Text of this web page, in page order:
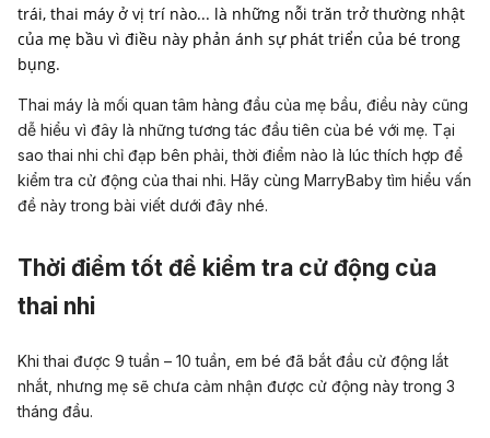
trái, thai máy ở vị trí nào... là những nỗi trăn trở thường nhật
của mẹ bầu vì điều này phản ánh sự phát triển của bé trong
bụng.
Thai máy là mối quan tâm hàng đầu của mẹ bầu, điều này cũng
dễ hiểu vì đây là những tương tác đầu tiên của bé với mẹ. Tại
sao thai nhi chỉ đạp bên phải, thời điểm nào là lúc thích hợp để
kiểm tra cử động của thai nhi. Hãy cùng MarryBaby tìm hiểu vấn
đề này trong bài viết dưới đây nhé.
Thời điểm tốt để kiểm tra cử động của
thai nhi
Khi thai được 9 tuần – 10 tuần , em bé đã bắt đầu cử động lắt
nhắt, nhưng mẹ sẽ chưa cảm nhận được cử động nàytrong 3
tháng đầu.